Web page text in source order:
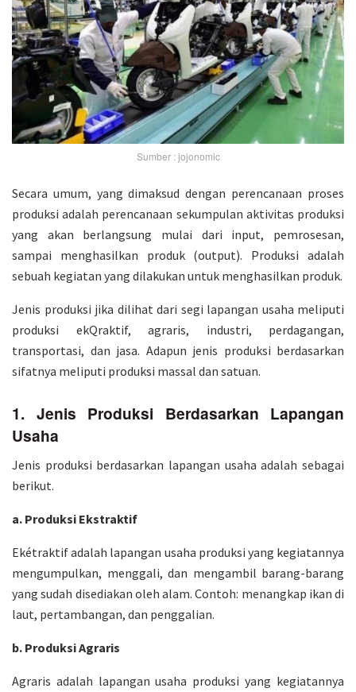
Sumber : jojonomic
Secara umum, yang dimaksud dengan perencanaan proses
produksi adalah perencanaan sekumpulan aktivitas produksi
yang akan berlangsung mulai dari input, pemrosesan,
sampai menghasilkan produk (output). Produksi adalah
sebuah kegiatan yang dilakukan untuk menghasilkan produk.
Jenis produksi jika dilihat dari segi lapangan usaha meliputi
produksi ekQraktif, agraris, industri, perdagangan,
transportasi, dan jasa. Adapun jenis produksi berdasarkan
sifatnya meliputi produksi massal dan satuan.
1. Jenis Produksi Berdasarkan Lapangan
Usaha
Jenis produksi berdasarkan lapangan usaha adalah sebagai
berikut.
a. Produksi Ekstraktif
Ekétraktif adalah lapangan usaha produksi yang kegiatannya
mengumpulkan, menggali, dan mengambil barang-barang
yang sudah disediakan oleh alam. Contoh: menangkap ikan di
laut, pertambangan, dan penggalian.
b. Produksi Agraris
Agraris adalah lapangan usaha produksi yang kegiatannya